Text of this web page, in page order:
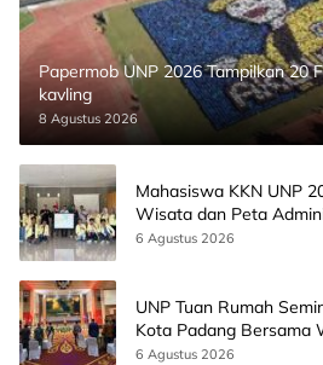
Papermob UNP 2026 Tampilkan 20
kavling
8 Agustus 2026
Mahasiswa KKN UNP
Wisata dan Peta
Paninggahan
6 Agustus 2026
UNP Tuan Rumah
Kota Padang Bersama
CEO EMGS Malaysia
6 Agustus 2026